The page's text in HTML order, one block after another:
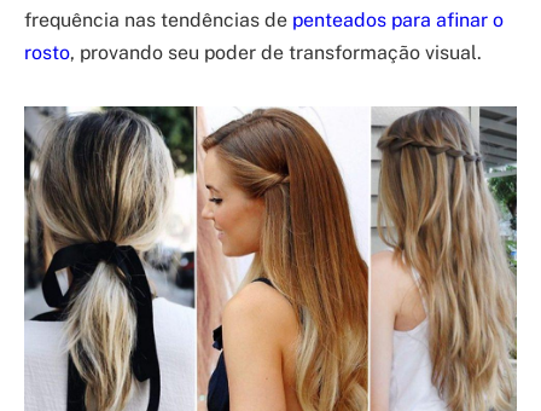
frequência nas tendências de penteados para afinar o
rosto, provando seu poder de transformação visual.